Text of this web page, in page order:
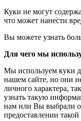
Куки не могут
что может нанести
Вы можете узнать
Для чего мы
Мы используем куки
нашем сайте, но они
личного характера,
узнать такую
нам или Вы выбрали
предоставлении